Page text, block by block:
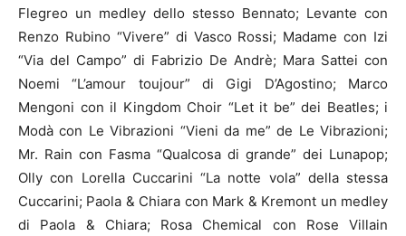
Flegreo un medley dello stesso Bennato; Levante con
Renzo Rubino “Vivere” di Vasco Rossi; Madame con Izi
“Via del Campo” di Fabrizio De Andrè; Mara Sattei con
Noemi “L’amour toujour” di Gigi D’Agostino; Marco
Mengoni con il Kingdom Choir “Let it be” dei Beatles; i
Modà con Le Vibrazioni “Vieni da me” de Le Vibrazioni;
Mr. Rain con Fasma “Qualcosa di grande” dei Lunapop;
Olly con Lorella Cuccarini “La notte vola” della stessa
Cuccarini; Paola & Chiara con Mark & Kremont un medley
di Paola & Chiara; Rosa Chemical con Rose Villain